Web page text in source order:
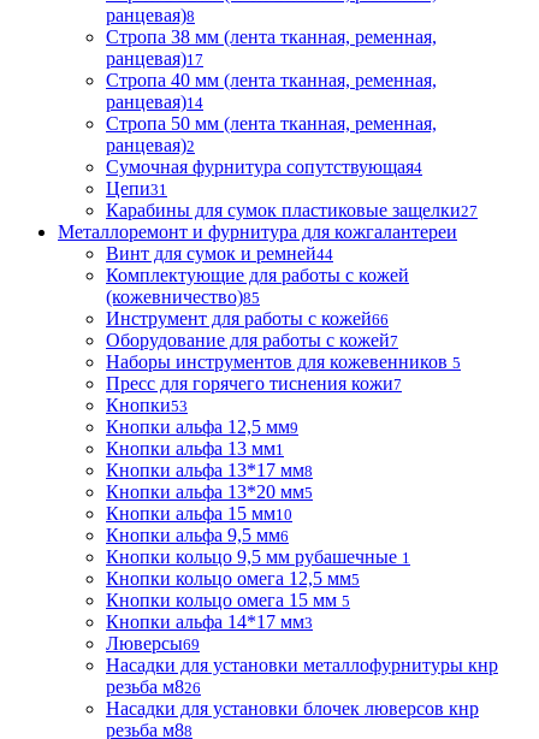
ранцевая)8
Стропа 38 мм (лента тканная, ременная,
ранцевая)17
Стропа 40 мм (лента тканная, ременная,
ранцевая)14
Стропа 50 мм (лента тканная, ременная,
ранцевая)2
Сумочная фурнитура сопутствующая4
Цепи31
Карабины для сумок пластиковые защелки27
Металлоремонт и фурнитура для кожгалантереи
Винт для сумок и ремней44
Комплектующие для работы с кожей
(кожевничество)85
Инструмент для работы с кожей66
Оборудование для работы с кожей7
Наборы инструментов для кожевенников 5
Пресс для горячего тиснения кожи7
Кнопки53
Кнопки альфа 12,5 мм9
Кнопки альфа 13 мм1
Кнопки альфа 13*17 мм8
Кнопки альфа 13*20 мм5
Кнопки альфа 15 мм10
Кнопки альфа 9,5 мм6
Кнопки кольцо 9,5 мм рубашечные 1
Кнопки кольцо омега 12,5 мм5
Кнопки кольцо омега 15 мм 5
Кнопки альфа 14*17 мм3
Люверсы69
Насадки для установки металлофурнитуры кнр
резьба м826
Насадки для установки блочек люверсов кнр
резьба м88